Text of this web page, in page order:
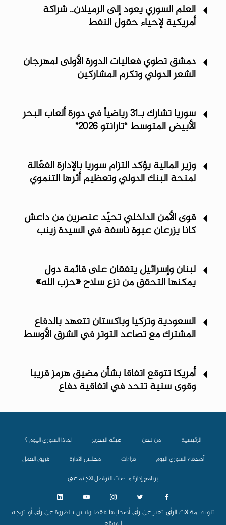
العلم السوري يعود إلى الرميلان.. شراكة
أمريكية لإحياء حقول النفط
دمشق تطوي فعاليات الدورة الأولى لمهرجان
الشعر الدولي وتكرم المشاركين
سوريا تشارك بـ31 رياضياً في دورة ألعاب البحر
الأبيض المتوسط “تارانتو 2026”
وزير المالية يؤكد التزام سوريا بالإدارة الفعّالة
لمنحة البنك الدولي وتعظيم أثرها التنموي
قوى الأمن الداخلي تحيّد عنصرين من داعش
كانا يزرعان عبوة ناسفة في السيدة زينب
لبنان وإسرائيل يتفقان على قائمة دول
يمكنها التحقق من نزع سلاح «حزب الله»
السعودية وتركيا وباكستان تتعهد بالدفاع
المشترك مع تصاعد التوتر في الشرق الأوسط
أمريكا تتوقع اتفاقا بشأن مضيق هرمز قريبا
وقوى سنية تتحد في اتفاقية دفاع
الرئيسية من نحن هيئة التحرير
لماذا السوري اليوم ؟
أصدقاء السوري اليوم
قراءات مجلس الادارة
فريق العمل
برنامج إدارة منصات التواصل الاجتماعي
تنويه: مقالات الرأي تعبر عن رأي أصحابها فقط وليس بالضروة عن رأي أو توجه